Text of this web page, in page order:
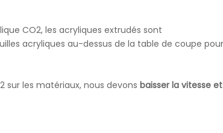
CO2, les acryliques extrudés sont
acryliques au-dessus de la table de coupe
sur les matériaux, nous devons baisser la vitesse et